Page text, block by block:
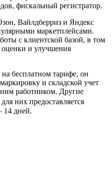
фискальный регистратор.
Вайлдберриз и Яндекс
маркетплейсами.
с клиентской базой, в том
оценки и улучшения
бесплатном тарифе, он
и складской учет
работником. Другие
них предоставляется
14 дней.